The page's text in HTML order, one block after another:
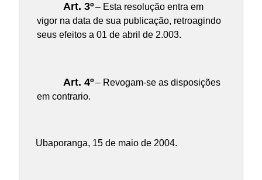
Art. 3º– Esta resolução entra em
vigor na data de sua publicação, retroagindo
seus efeitos a 01 de abril de 2.003.
Art. 4º– Revogam-se as disposições
em contrario.
Ubaporanga, 15 de maio de 2004.